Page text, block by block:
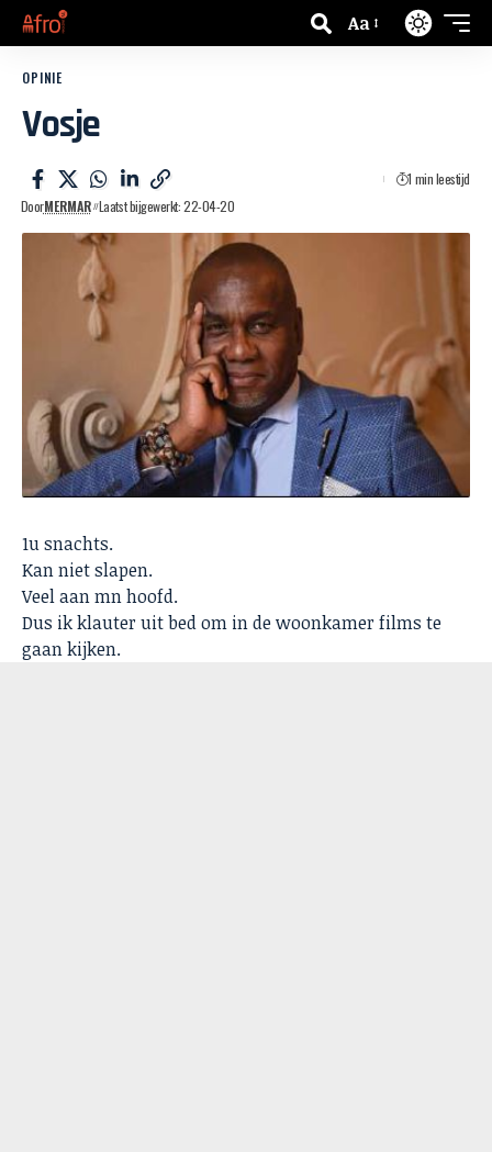
Aa
OPINIE
Vosje
DoorMERMAR Laatst bijgewerkt: 22-04-20
1 min leestijd
1u snachts.
Kan niet slapen.
Veel aan mn hoofd.
Dus ik klauter uit bed om in de woonkamer films te
gaan kijken.